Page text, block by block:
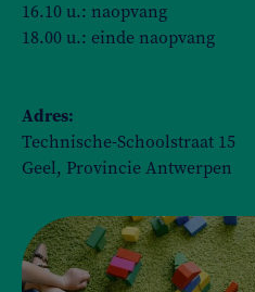
16.10 u.: naopvang
18.00 u.: einde naopvang
Adres:
Technische-Schoolstraat 15
Geel, Provincie Antwerpen